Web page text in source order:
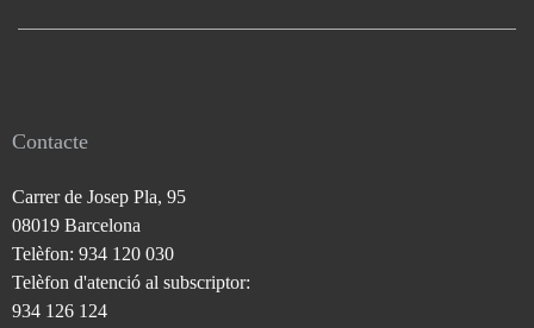
Contacte
Carrer de Josep Pla, 95
08019 Barcelona
Telèfon: 934 120 030
Telèfon d'atenció al subscriptor:
934 126 124